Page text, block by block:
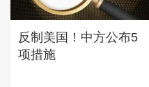
反制美国！中方公布5
项措施